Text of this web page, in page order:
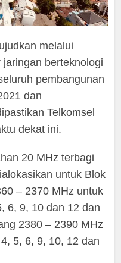
melalui
berteknologi
pembangunan
dan
Telkomsel
dekat ini.
20 MHz terbagi
untuk Blok
– 2370 MHz untuk
6, 9, 10 dan 12 dan
2380 – 2390 MHz
5, 6, 9, 10, 12 dan